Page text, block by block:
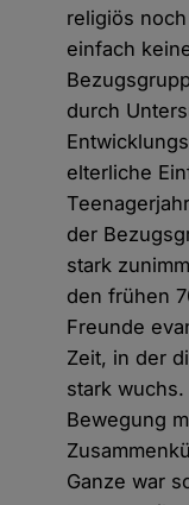
religiös
einfach
durch
elterliche
der
stark
den frühen
Freunde
Zeit, in der
stark
Bewegung
Ganze war